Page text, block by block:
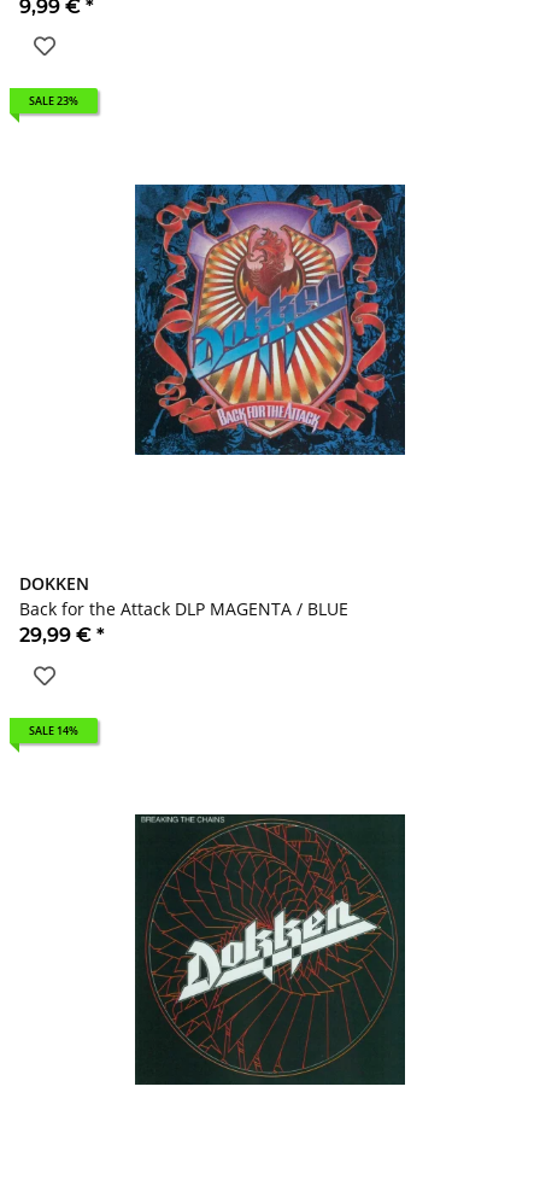
9,99 € *
SALE 23%
DOKKEN
Back for the Attack DLP MAGENTA / BLUE
29,99 € *
SALE 14%